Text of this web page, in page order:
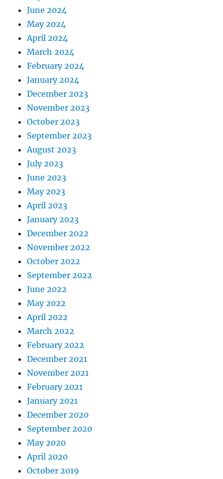
June 2024
May 2024
April 2024
March 2024
February 2024
January 2024
December 2023
November 2023
October 2023
September 2023
August 2023
July 2023
June 2023
May 2023
April 2023
January 2023
December 2022
November 2022
October 2022
September 2022
June 2022
May 2022
April 2022
March 2022
February 2022
December 2021
November 2021
February 2021
January 2021
December 2020
September 2020
May 2020
April 2020
October 2019